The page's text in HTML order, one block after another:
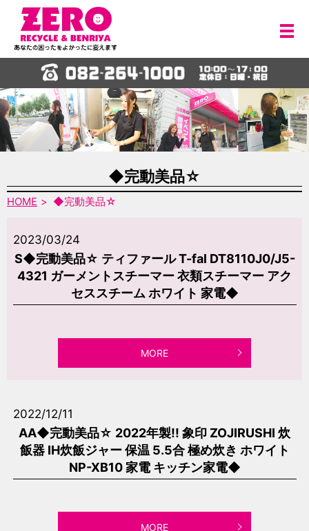
メ
◆完動美品☆
HOME ◆完動美品☆
2023/03/24
S◆完動美品☆ ティファール T-fal DT8110J0/J5-
4321 ガーメントスチーマー 衣類スチーマー アク
セススチーム ホワイト 家電◆
MORE
2022/12/11
AA◆完動美品☆ 2022年製!! 象印 ZOJIRUSHI 炊
飯器 IH炊飯ジャー 保温 5.5合 極め炊き ホワイト
NP-XB10 家電 キッチン家電◆
MORE